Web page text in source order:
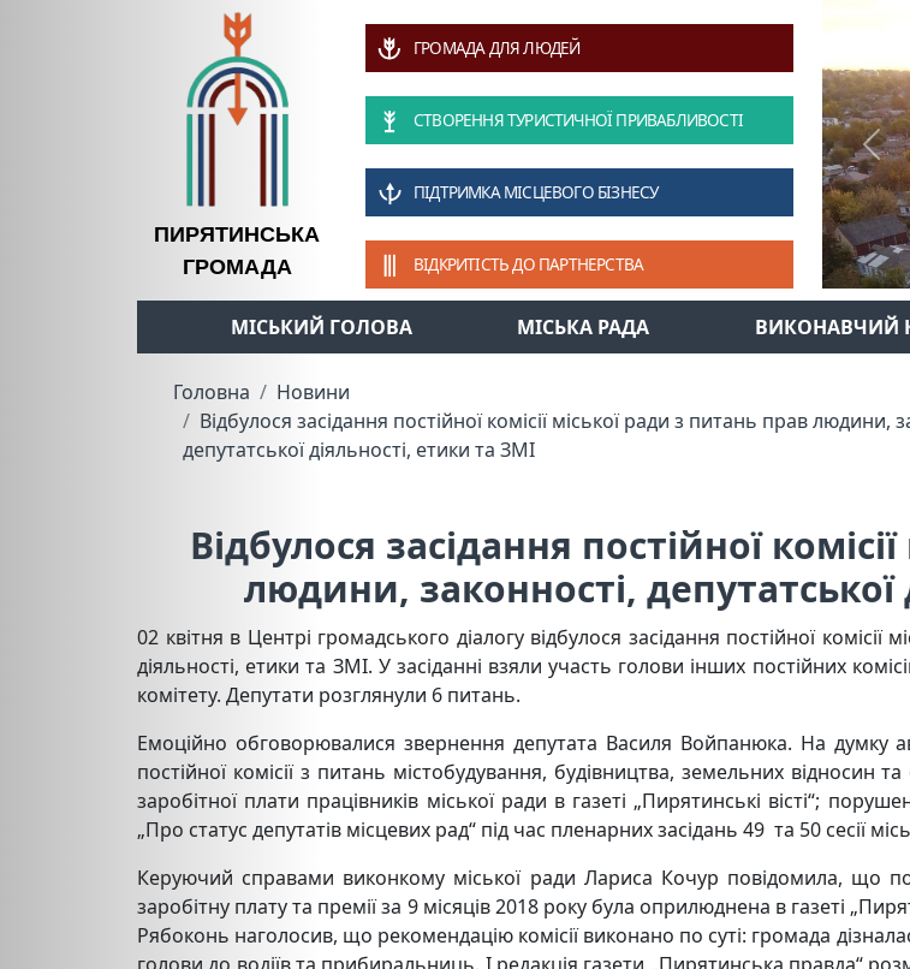
ПИРЯТИНСЬКА
ГРОМАДА
ГРОМАДА ДЛЯ ЛЮДЕЙ
СТВОРЕННЯ ТУРИСТИЧНОЇ ПРИВАБЛИВОСТІ
ПІДТРИМКА МІСЦЕВОГО БІЗНЕСУ
ВІДКРИТІСТЬ ДО ПАРТНЕРСТВА
МІСЬКИЙ ГОЛОВА МІСЬКА РАДА ВИКОНАВЧИЙ
Головна
Новини
Відбулося засідання постійної комісії міської ради з питань прав людини,
депутатської діяльності, етики та ЗМІ
Відбулося засідання постійної
людини, законності, депутатської
02 квітня в Центрі громадського діалогу відбулося засідання постійної
діяльності, етики та ЗМІ. У засіданні взяли участь голови інших постійних
комітету. Депутати розглянули 6 питань.
Емоційно обговорювалися звернення депутата Василя Войпанюка. На думку
постійної комісії з питань містобудування, будівництва, земельних
заробітної плати працівників міської ради в газеті „Пирятинські вісті“;
„Про статус депутатів місцевих рад“ під час пленарних засідань 49 та 50 сесії
Керуючий справами виконкому міської ради Лариса Кочур повідомила, що
заробітну плату та премії за 9 місяців 2018 року була оприлюднена в газеті
Рябоконь наголосив, що рекомендацію комісії виконано по суті: громада